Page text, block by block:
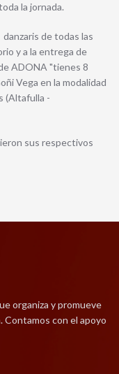
la jornada.
de todas las
y a la entrega de
ADONA "tienes 8
Vega en la modalidad
(Altafulla -
sus respectivos
organiza y promueve
Contamos con el apoyo